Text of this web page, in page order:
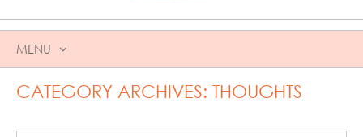
MENU
SKIP
TO
CATEGORY ARCHIVES: THOUGHTS